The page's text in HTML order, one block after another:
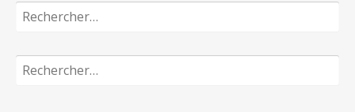
Rechercher :
Rechercher :